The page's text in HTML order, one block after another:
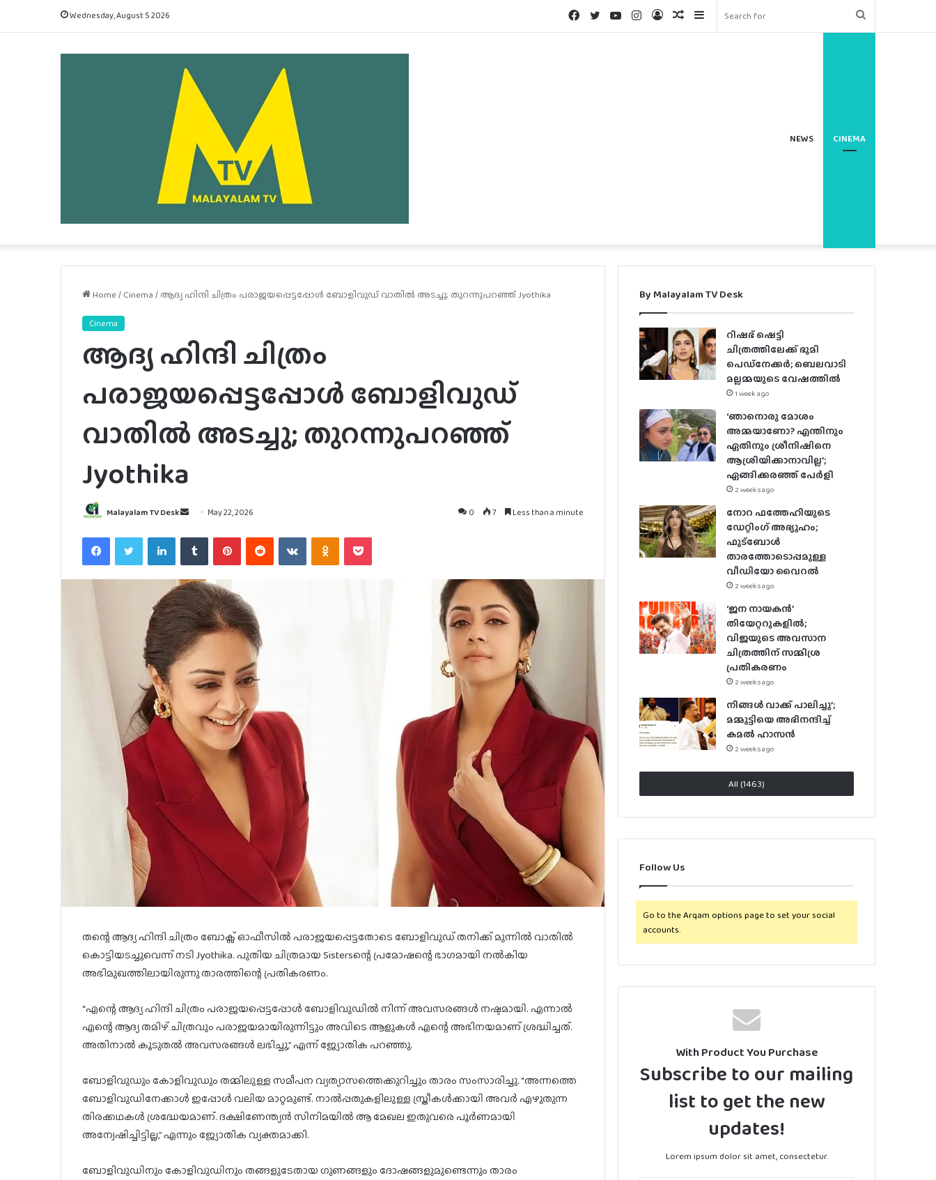
Wednesday, August 5 2026 Search
Sidebar
Random
Log
Instagram
YouTube
Twitter
Facebook
NEWS CINEMA
Home/ Cinema / ആദ്യ ഹിന്ദി ചിത്രം പരാജയപ്പെട്ടപ്പോൾ ബോളിവുഡ് വാതിൽ അടച്ചു; തുറന്നുപറഞ്ഞ് Jyothika
Cinema
ആദ്യ ഹിന്ദി ചിത്രം
പരാജയപ്പെട്ടപ്പോൾ ബോളിവുഡ്
വാതിൽ അടച്ചു; തുറന്നുപറഞ്ഞ്
Jyothika
Malayalam TV Desk
Send
email
May 22, 2026 0 7 Less than a minute
FacebookTwitter LinkedInTumblr PinterestReddit VKontakteOdnoklassniki
Pocket
തന്റെ ആദ്യ ഹിന്ദി ചിത്രം ബോക്സ് ഓഫീസിൽ പരാജയപ്പെട്ടതോടെ ബോളിവുഡ് തനിക്ക് മുന്നിൽ വാതിൽ
കൊട്ടിയടച്ചുവെന്ന് നടി Jyothika. പുതിയ ചിത്രമായ Sistersന്റെ പ്രമോഷന്റെ ഭാഗമായി നൽകിയ
അഭിമുഖത്തിലായിരുന്നു താരത്തിന്റെ പ്രതികരണം.
“എന്റെ ആദ്യ ഹിന്ദി ചിത്രം പരാജയപ്പെട്ടപ്പോൾ ബോളിവുഡിൽ നിന്ന് അവസരങ്ങൾ നഷ്ടമായി. എന്നാൽ
എന്റെ ആദ്യ തമിഴ് ചിത്രവും പരാജയമായിരുന്നിട്ടും അവിടെ ആളുകൾ എന്റെ അഭിനയമാണ് ശ്രദ്ധിച്ചത്.
അതിനാൽ കൂടുതൽ അവസരങ്ങൾ ലഭിച്ചു,” എന്ന് ജ്യോതിക പറഞ്ഞു.
ബോളിവുഡും കോളിവുഡും തമ്മിലുള്ള സമീപന വ്യത്യാസത്തെക്കുറിച്ചും താരം സംസാരിച്ചു. “അന്നത്തെ
ബോളിവുഡിനേക്കാൾ ഇപ്പോൾ വലിയ മാറ്റമുണ്ട്. നാൽപ്പതുകളിലുള്ള സ്ത്രീകൾക്കായി അവർ എഴുതുന്ന
തിരക്കഥകൾ ശ്രദ്ധേയമാണ്. ദക്ഷിണേന്ത്യൻ സിനിമയിൽ ആ മേഖല ഇതുവരെ പൂർണമായി
അന്വേഷിച്ചിട്ടില്ല,” എന്നും ജ്യോതിക വ്യക്തമാക്കി.
ബോളിവുഡിനും കോളിവുഡിനും തങ്ങളുടേതായ ഗുണങ്ങളും ദോഷങ്ങളുമുണ്ടെന്നും താരം
By Malayalam TV Desk
റിഷഭ് ഷെട്ടി
ചിത്രത്തിലേക്ക് ഭൂമി
പെഡ്‌നേക്കർ; ബെലവാടി
മല്ലമ്മയുടെ വേഷത്തിൽ
1 week ago
‘ഞാനൊരു മോശം
അമ്മയാണോ? എന്തിനും
ഏതിനും ശ്രീനിഷിനെ
ആശ്രിയിക്കാനാവില്ല’;
ഏങ്ങിക്കരഞ്ഞ് പേർളി
2 weeks ago
നോറ ഫത്തേഹിയുടെ
ഡേറ്റിംഗ് അഭ്യൂഹം;
ഫുട്ബോൾ
താരത്തോടൊപ്പമുള്ള
വീഡിയോ വൈറൽ
2 weeks ago
‘ജന നായകൻ’
തിയേറ്ററുകളിൽ;
വിജയുടെ അവസാന
ചിത്രത്തിന് സമ്മിശ്ര
പ്രതികരണം
2 weeks ago
നിങ്ങൾ വാക്ക് പാലിച്ചു’;
മമ്മൂട്ടിയെ അഭിനന്ദിച്ച്
കമൽ ഹാസൻ
2 weeks ago
All (1463)
Follow Us
Go to the Arqam options page to set your social
accounts.
With Product You Purchase
Subscribe to our mailing
list to get the new
updates!
Lorem ipsum dolor sit amet, consectetur.